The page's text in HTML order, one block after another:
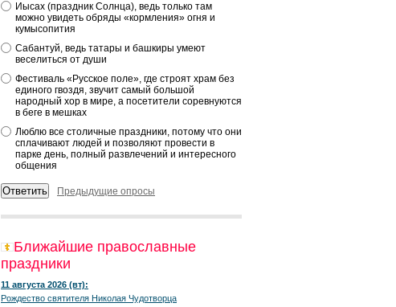
Иысах (праздник Солнца), ведь только там
можно увидеть обряды «кормления» огня и
кумысопития
Сабантуй, ведь татары и башкиры умеют
веселиться от души
Фестиваль «Русское поле», где строят храм без
единого гвоздя, звучит самый большой
народный хор в мире, а посетители соревнуются
в беге в мешках
Люблю все столичные праздники, потому что они
сплачивают людей и позволяют провести в
парке день, полный развлечений и интересного
общения
Предыдущие опросы
Ближайшие православные
праздники
11 августа 2026 (вт):
Рождество святителя Николая Чудотворца